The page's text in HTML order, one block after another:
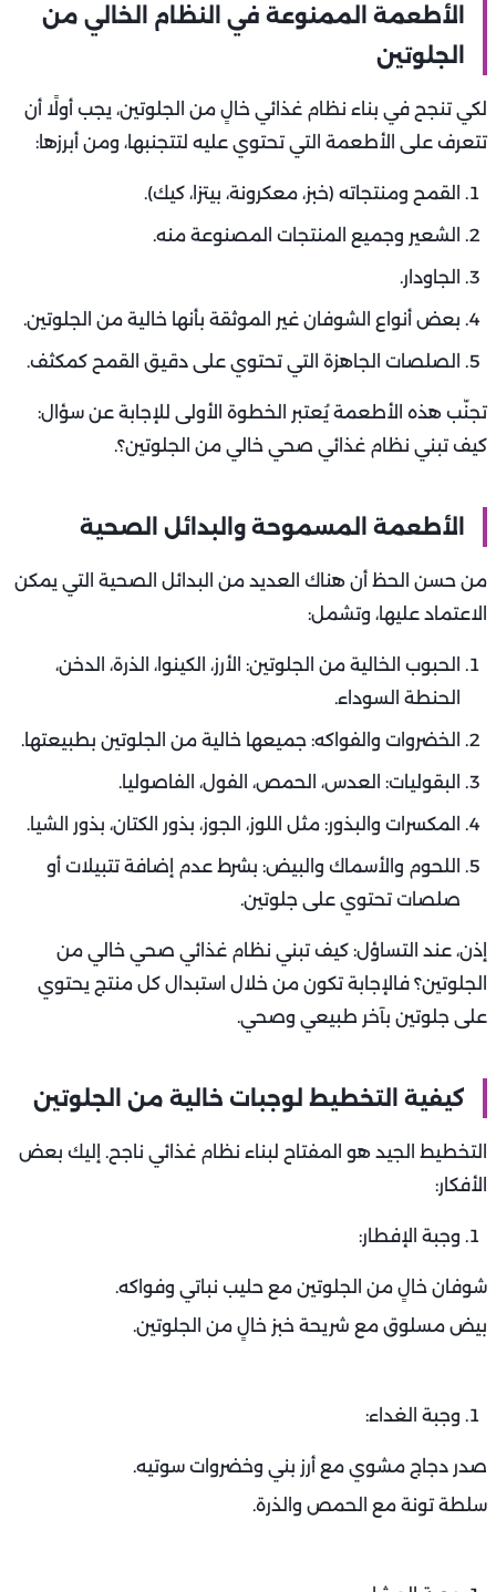
الأطعمة الممنوعة في النظام الخالي من
الجلوتين
لكي تنجح في بناء نظام غذائي خالٍ من الجلوتين، يجب أولًا أن
تتعرف على الأطعمة التي تحتوي عليه لتتجنبها، ومن أبرزها:
القمح ومنتجاته (خبز، معكرونة، بيتزا، كيك).
الشعير وجميع المنتجات المصنوعة منه.
الجاودار.
بعض أنواع الشوفان غير الموثقة بأنها خالية من الجلوتين.
الصلصات الجاهزة التي تحتوي على دقيق القمح كمكثف.
تجنّب هذه الأطعمة يُعتبر الخطوة الأولى للإجابة عن سؤال:
كيف تبني نظام غذائي صحي خالي من الجلوتين؟.
الأطعمة المسموحة والبدائل الصحية
من حسن الحظ أن هناك العديد من البدائل الصحية التي يمكن
الاعتماد عليها، وتشمل:
الحبوب الخالية من الجلوتين: الأرز، الكينوا، الذرة، الدخن،
الحنطة السوداء.
الخضروات والفواكه: جميعها خالية من الجلوتين بطبيعتها.
البقوليات: العدس، الحمص، الفول، الفاصوليا.
المكسرات والبذور: مثل اللوز، الجوز، بذور الكتان، بذور الشيا.
اللحوم والأسماك والبيض: بشرط عدم إضافة تتبيلات أو
صلصات تحتوي على جلوتين.
إذن، عند التساؤل: كيف تبني نظام غذائي صحي خالي من
الجلوتين؟ فالإجابة تكون من خلال استبدال كل منتج يحتوي
على جلوتين بآخر طبيعي وصحي.
كيفية التخطيط لوجبات خالية من الجلوتين
التخطيط الجيد هو المفتاح لبناء نظام غذائي ناجح. إليك بعض
الأفكار:
وجبة الإفطار:
شوفان خالٍ من الجلوتين مع حليب نباتي وفواكه.
بيض مسلوق مع شريحة خبز خالٍ من الجلوتين.
وجبة الغداء:
صدر دجاج مشوي مع أرز بني وخضروات سوتيه.
سلطة تونة مع الحمص والذرة.